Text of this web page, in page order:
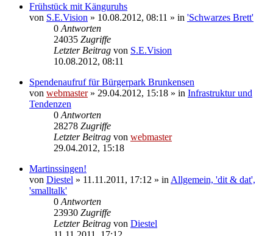
Frühstück mit Känguruhs
von S.E.Vision » 10.08.2012, 08:11 » in 'Schwarzes Brett'
0 Antworten
24035 Zugriffe
Letzter Beitrag von S.E.Vision
10.08.2012, 08:11
Spendenaufruf für Bürgerpark Brunkensen
von webmaster» 29.04.2012, 15:18 » in Infrastruktur und
Tendenzen
0 Antworten
28278 Zugriffe
Letzter Beitrag von webmaster
29.04.2012, 15:18
Martinssingen!
von Diestel » 11.11.2011, 17:12 » in Allgemein, 'dit & dat',
'smalltalk'
0 Antworten
23930 Zugriffe
Letzter Beitrag von Diestel